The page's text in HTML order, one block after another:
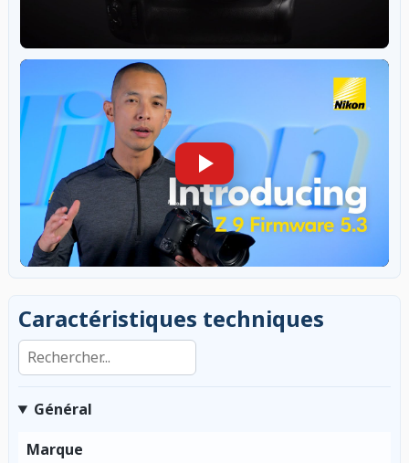
Caractéristiques techniques
Rechercher dans les caractéristiques
Général
Marque